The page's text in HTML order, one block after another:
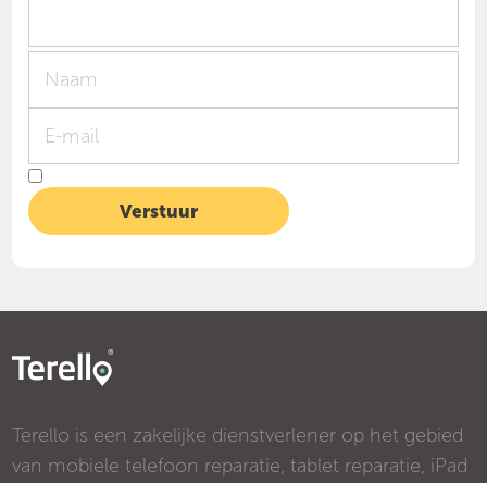
Terello is een zakelijke dienstverlener op het gebied
van mobiele telefoon reparatie, tablet reparatie, iPad